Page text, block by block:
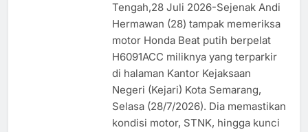
Tengah,28 Juli 2026-Sejenak Andi
Hermawan (28) tampak memeriksa
motor Honda Beat putih berpelat
H6091ACC miliknya yang terparkir
di halaman Kantor Kejaksaan
Negeri (Kejari) Kota Semarang,
Selasa (28/7/2026). Dia memastikan
kondisi motor, STNK, hingga kunci